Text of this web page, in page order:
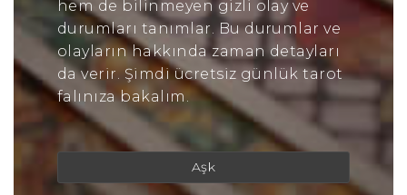
hem de bilinmeyen gizli olay ve
durumları tanımlar. Bu durumlar ve
olayların hakkında zaman detayları
da verir. Şimdi ücretsiz günlük tarot
falınıza bakalım.
Aşk